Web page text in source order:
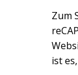
Zum
ist